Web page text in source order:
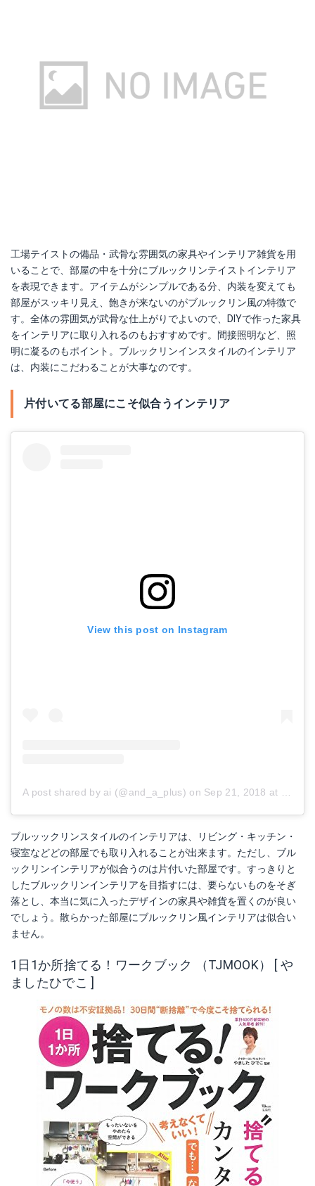
工場テイストの備品・武骨な雰囲気の家具やインテリア雑貨を用
いることで、部屋の中を十分にブルックリンテイストインテリア
を表現できます。アイテムがシンプルである分、内装を変えても
部屋がスッキリ見え、飽きが来ないのがブルックリン風の特徴で
す。全体の雰囲気が武骨な仕上がりでよいので、DIYで作った家具
をインテリアに取り入れるのもおすすめです。間接照明など、照
明に凝るのもポイント。ブルックリンインスタイルのインテリア
は、内装にこだわることが大事なのです。
片付いてる部屋にこそ似合うインテリア
View this post on Instagram
A post shared by ai (@and_a_plus) on Sep 21, 2018 at 4:20pm PDT
ブルッックリンスタイルのインテリアは、リビング・キッチン・
寝室などどの部屋でも取り入れることが出来ます。ただし、ブル
ックリンインテリアが似合うのは片付いた部屋です。すっきりと
したブルックリンインテリアを目指すには、要らないものをそぎ
落とし、本当に気に入ったデザインの家具や雑貨を置くのが良い
でしょう。散らかった部屋にブルックリン風インテリアは似合い
ません。
1日1か所捨てる！ワークブック （TJMOOK） [ や
ましたひでこ ]